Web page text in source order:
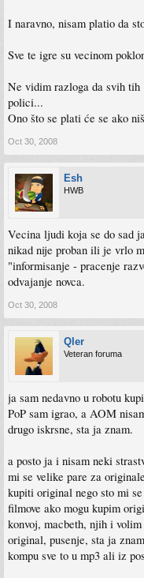
I naravno, nisam platio da
Sve te igre su vecinom
Ne vidim razloga da svih tih
polici...
Ono što se plati će se ako
Oct 30, 2008
Esh
HWB
Vecina ljudi koja se do sad
nikad nije proban ili je vrlo
"informisanje - pracenje
odvajanje novca.
Oct 30, 2008
Qler
Veteran foruma
ja sam nedavno u robotu
PoP sam igrao, a AOM
drugo iskrsne, sta ja znam.
a posto ja i nisam neki
mi se velike pare za
kupiti original nego sto mi
filmove ako mogu kupim
konvoj, macbeth, njih i
original, pusenje, sta ja
kompu sve to u mp3 ali iz